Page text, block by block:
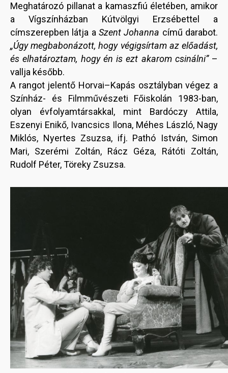
Meghatározó pillanat a kamaszfiú életében, amikor
a Vígszínházban Kútvölgyi Erzsébettel a
címszerepben látja a Szent Johanna című darabot.
„Úgy megbabonázott, hogy végigsírtam az előadást,
és elhatároztam, hogy én is ezt akarom csinálni”–
vallja később.
A rangot jelentő Horvai–Kapás osztályban végez a
Színház- és Filmművészeti Főiskolán 1983-ban,
olyan évfolyamtársakkal, mint Bardóczy Attila,
Eszenyi Enikő, Ivancsics Ilona, Méhes László, Nagy
Miklós, Nyertes Zsuzsa, ifj. Pathó István, Simon
Mari, Szerémi Zoltán, Rácz Géza, Rátóti Zoltán,
Rudolf Péter, Töreky Zsuzsa.